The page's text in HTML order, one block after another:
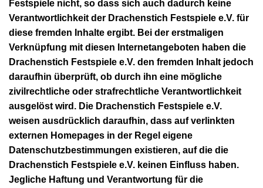
Festspiele nicht, so dass sich auch dadurch keine
Verantwortlichkeit der Drachenstich Festspiele e.V. für
diese fremden Inhalte ergibt. Bei der erstmaligen
Verknüpfung mit diesen Internetangeboten haben die
Drachenstich Festspiele e.V. den fremden Inhalt jedoch
daraufhin überprüft, ob durch ihn eine mögliche
zivilrechtliche oder strafrechtliche Verantwortlichkeit
ausgelöst wird. Die Drachenstich Festspiele e.V.
weisen ausdrücklich daraufhin, dass auf verlinkten
externen Homepages in der Regel eigene
Datenschutzbestimmungen existieren, auf die die
Drachenstich Festspiele e.V. keinen Einfluss haben.
Jegliche Haftung und Verantwortung für die